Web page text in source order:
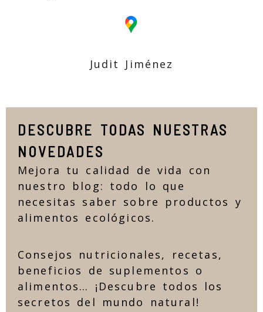
Judit Jiménez
DESCUBRE TODAS NUESTRAS
NOVEDADES
Mejora tu calidad de vida con
nuestro blog: todo lo que
necesitas saber sobre productos y
alimentos ecológicos.
Consejos nutricionales, recetas,
beneficios de suplementos o
alimentos… ¡Descubre todos los
secretos del mundo natural!